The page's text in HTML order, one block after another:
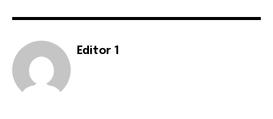
Editor 1